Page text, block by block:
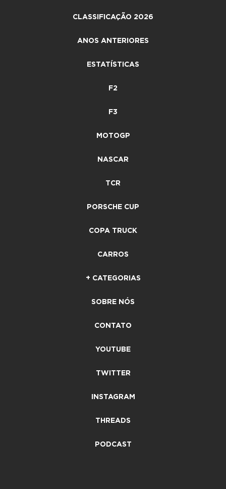
CLASSIFICAÇÃO 2026
ANOS ANTERIORES
ESTATÍSTICAS
F2
F3
MOTOGP
NASCAR
TCR
PORSCHE CUP
COPA TRUCK
CARROS
+ CATEGORIAS
SOBRE NÓS
CONTATO
YOUTUBE
TWITTER
INSTAGRAM
THREADS
PODCAST